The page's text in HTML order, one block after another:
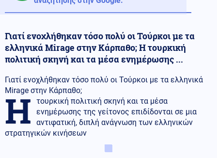
Γιατί ενοχλήθηκαν τόσο πολύ οι Τούρκοι με τα
ελληνικά Mirage στην Κάρπαθο; Η τουρκική
πολιτική σκηνή και τα μέσα ενημέρωσης ...
Γιατί ενοχλήθηκαν τόσο πολύ οι Τούρκοι με τα ελληνικά
Mirage στην Κάρπαθο;
Η
τουρκική πολιτική σκηνή και τα μέσα
ενημέρωσης της γείτονος επιδίδονται σε μια
αντιφατική, διπλή ανάγνωση των ελληνικών
στρατηγικών κινήσεων